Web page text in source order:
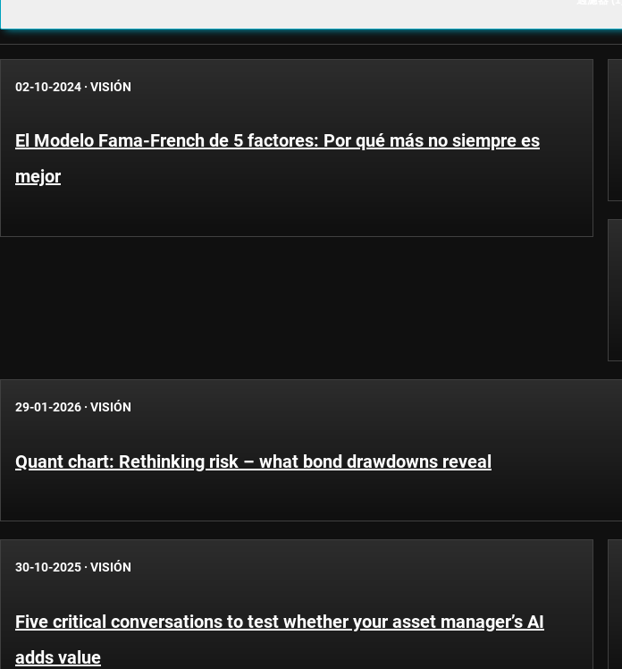
02-10-2024 · VISIÓN
El Modelo Fama-French de 5 factores: Por qué más no siempre es
mejor
29-01-2026 · VISIÓN
Quant chart: Rethinking risk – what bond drawdowns reveal
30-10-2025 · VISIÓN
Five critical conversations to test whether your asset manager’s AI
adds value